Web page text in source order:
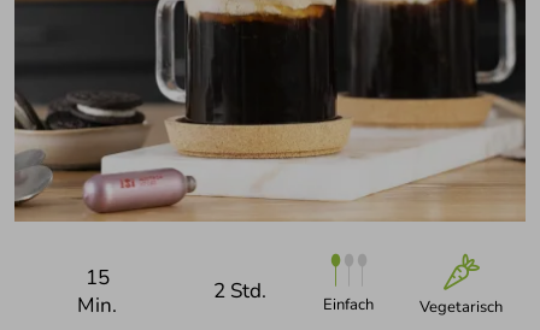
15
Min.
2 Std. Einfach Vegetarisch